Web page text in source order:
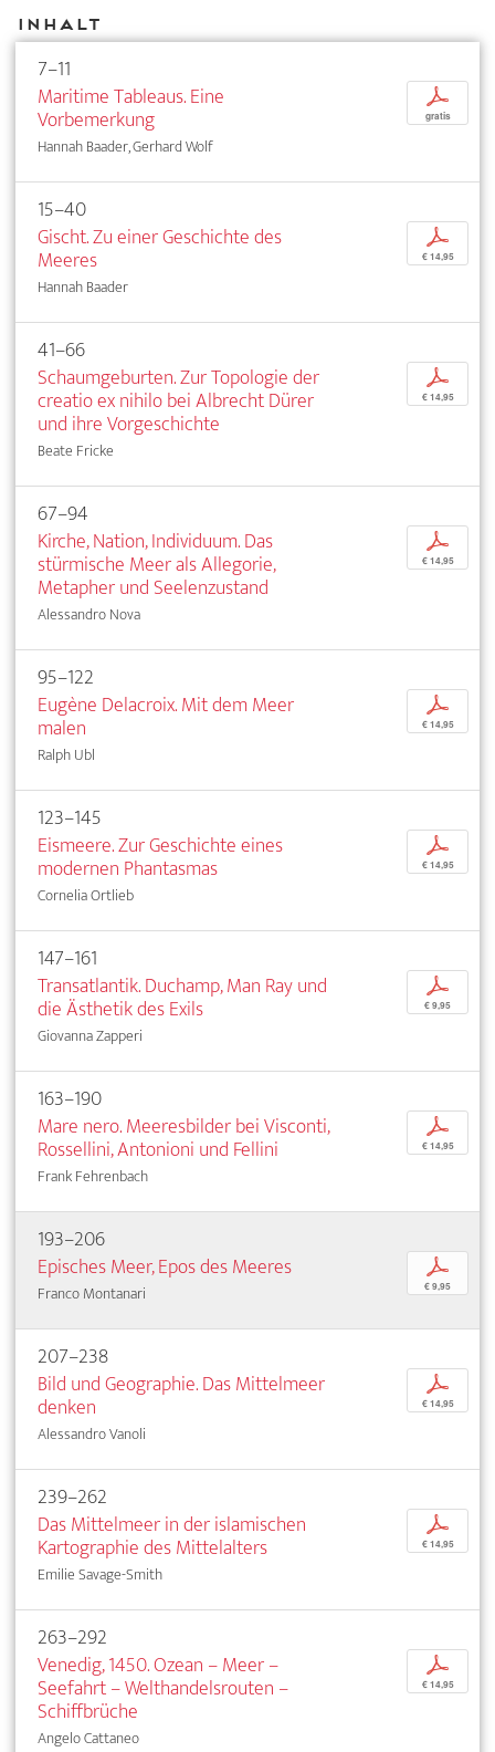
Inhalt
7–11
Maritime Tableaus. Eine
Vorbemerkung
Hannah Baader, Gerhard Wolf
p
gratis
15–40
Gischt. Zu einer Geschichte des
Meeres
Hannah Baader
p
€ 14,95
41–66
Schaumgeburten. Zur Topologie der
creatio ex nihilo bei Albrecht Dürer
und ihre Vorgeschichte
Beate Fricke
p
€ 14,95
67–94
Kirche, Nation, Individuum. Das
stürmische Meer als Allegorie,
Metapher und Seelenzustand
Alessandro Nova
p
€ 14,95
95–122
Eugène Delacroix. Mit dem Meer
malen
Ralph Ubl
p
€ 14,95
123–145
Eismeere. Zur Geschichte eines
modernen Phantasmas
Cornelia Ortlieb
p
€ 14,95
147–161
Transatlantik. Duchamp, Man Ray und
die Ästhetik des Exils
Giovanna Zapperi
p
€ 9,95
163–190
Mare nero. Meeresbilder bei Visconti,
Rossellini, Antonioni und Fellini
Frank Fehrenbach
p
€ 14,95
193–206
Episches Meer, Epos des Meeres
Franco Montanari
p
€ 9,95
207–238
Bild und Geographie. Das Mittelmeer
denken
Alessandro Vanoli
p
€ 14,95
239–262
Das Mittelmeer in der islamischen
Kartographie des Mittelalters
Emilie Savage-Smith
p
€ 14,95
263–292
Venedig, 1450. Ozean – Meer –
Seefahrt – Welthandelsrouten –
Schiffbrüche
Angelo Cattaneo
p
€ 14,95